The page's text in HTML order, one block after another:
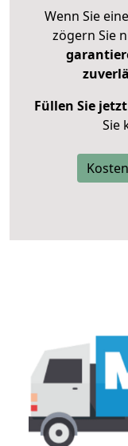
Wenn Sie
zögern Sie
Füllen Sie
Sie